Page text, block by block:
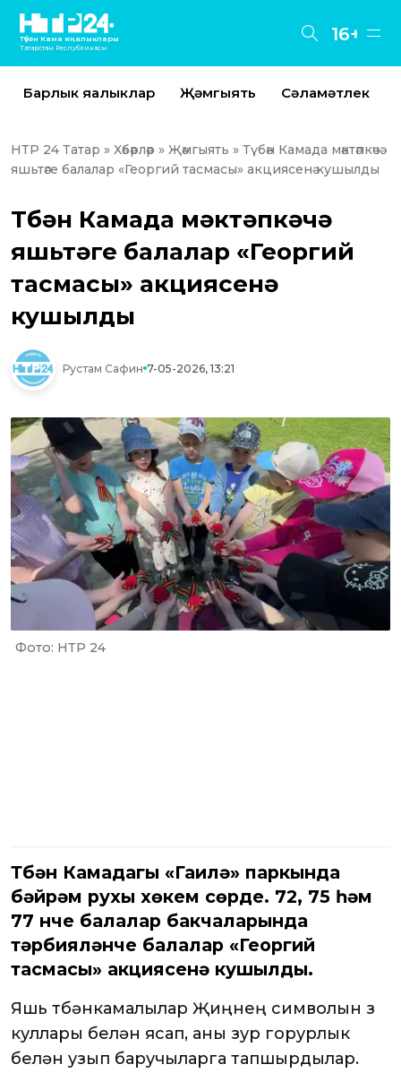
Түбән Кама яңалыклары
Татарстан Республикасы
16+
Барлык яңалыклар Җәмгыять Сәламәтлек
НТР 24 Татар » Хәбәрләр » Җәмгыять » Түбән Камада мәктәпкәчә
яшьтәге балалар «Георгий тасмасы» акциясенә кушылды
Түбән Камада мәктәпкәчә
яшьтәге балалар «Георгий
тасмасы» акциясенә
кушылды
Рустам Сафин 7-05-2026, 13:21
Фото: НТР 24
Түбән Камадагы «Гаилә» паркында
бәйрәм рухы хөкем сөрде. 72, 75 һәм
77 нче балалар бакчаларында
тәрбияләнүче балалар «Георгий
тасмасы» акциясенә кушылды.
Яшь түбәнкамалылар Җиңүнең символын үз
куллары белән ясап, аны зур горурлык
белән узып баручыларга тапшырдылар.